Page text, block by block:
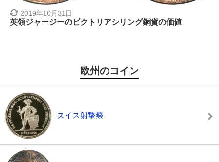
2019年10月31日
英領ジャージーのビクトリアシリング銅貨の価値
欧州のコイン
スイス射撃祭